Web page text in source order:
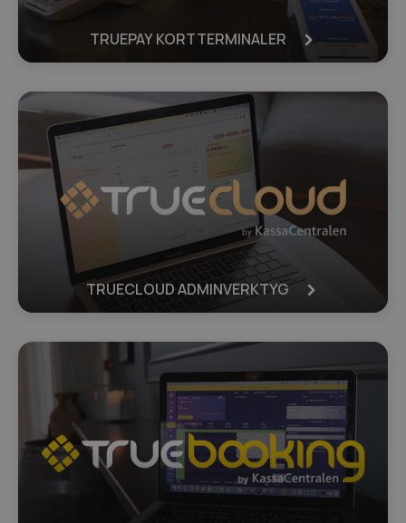
TRUEPAY KORTTERMINALER
TRUECLOUD ADMINVERKTYG